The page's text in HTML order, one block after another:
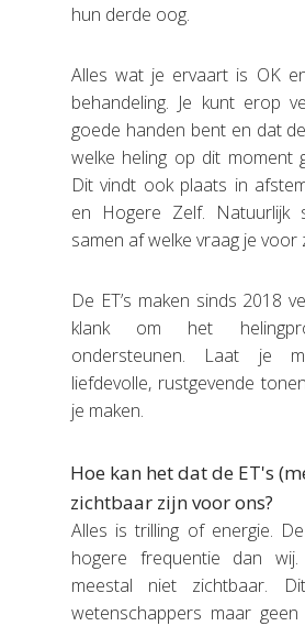
hun derde oog.
Alles wat je ervaart is OK
behandeling. Je kunt erop
goede handen bent en dat
welke heling op dit moment
Dit vindt ook plaats in
en Hogere Zelf. Natuurlijk
samen af welke vraag je voor
De ET’s maken sinds 2018
klank om het
ondersteunen. Laat je
liefdevolle, rustgevende
je maken.
Hoe kan het dat de ET's
zichtbaar zijn voor ons?
Alles is trilling of energie.
hogere frequentie dan
meestal niet zichtbaar.
wetenschappers maar